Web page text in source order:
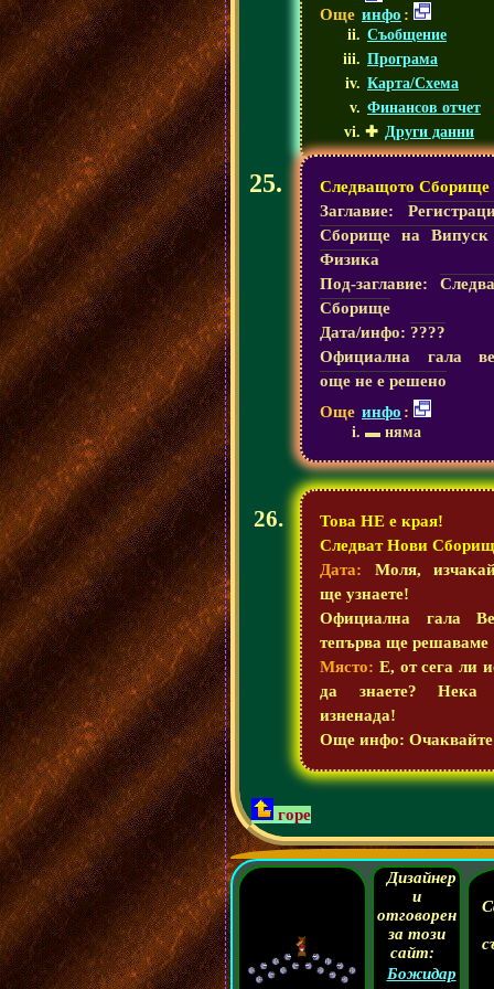
Още инфо :
Съобщение
Програма
Карта/Схема
Финансов отчет
✚ Други данни
Следващото Сборище
Заглавие:
Сборище на Випуск
Физика
Под-заглавие:
Сборище
Дата/инфо: ????
Официална гала
още не е решено
Още инфо :
▬ няма
Това НЕ е края!
Следват Нови
Дата: Моля,
ще узнаете!
Официална гала
тепърва ще решаваме
Място: Е, от сега ли
да знаете? Нека
изненада!
Още инфо:
горе
Дизайнер
и
отговорен
за този
сайт:
Божидар